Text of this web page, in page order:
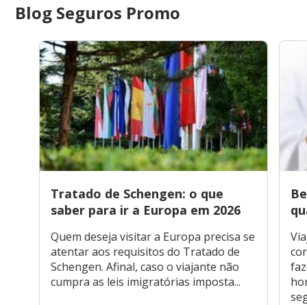
Blog Seguros Promo
Tratado de Schengen: o que
saber para ir a Europa em 2026
Quem deseja visitar a Europa precisa se
atentar aos requisitos do Tratado de
Schengen. Afinal, caso o viajante não
cumpra as leis imigratórias imposta...